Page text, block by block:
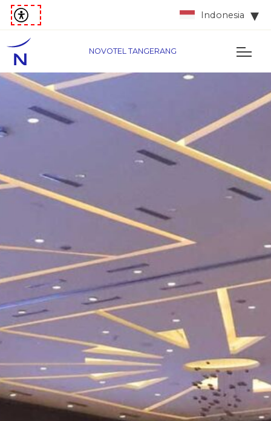
Indonesia
NOVOTEL TANGERANG